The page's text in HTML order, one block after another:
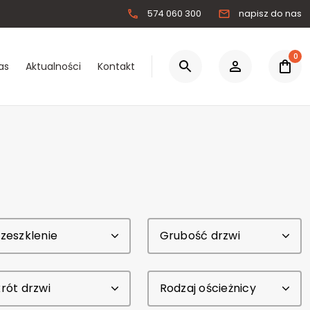
574 060 300 napisz do nas
Aktualności Kontakt
Zarejestruj się
0
Grubość drzwi
drzwi Rodzaj ościeżnicy